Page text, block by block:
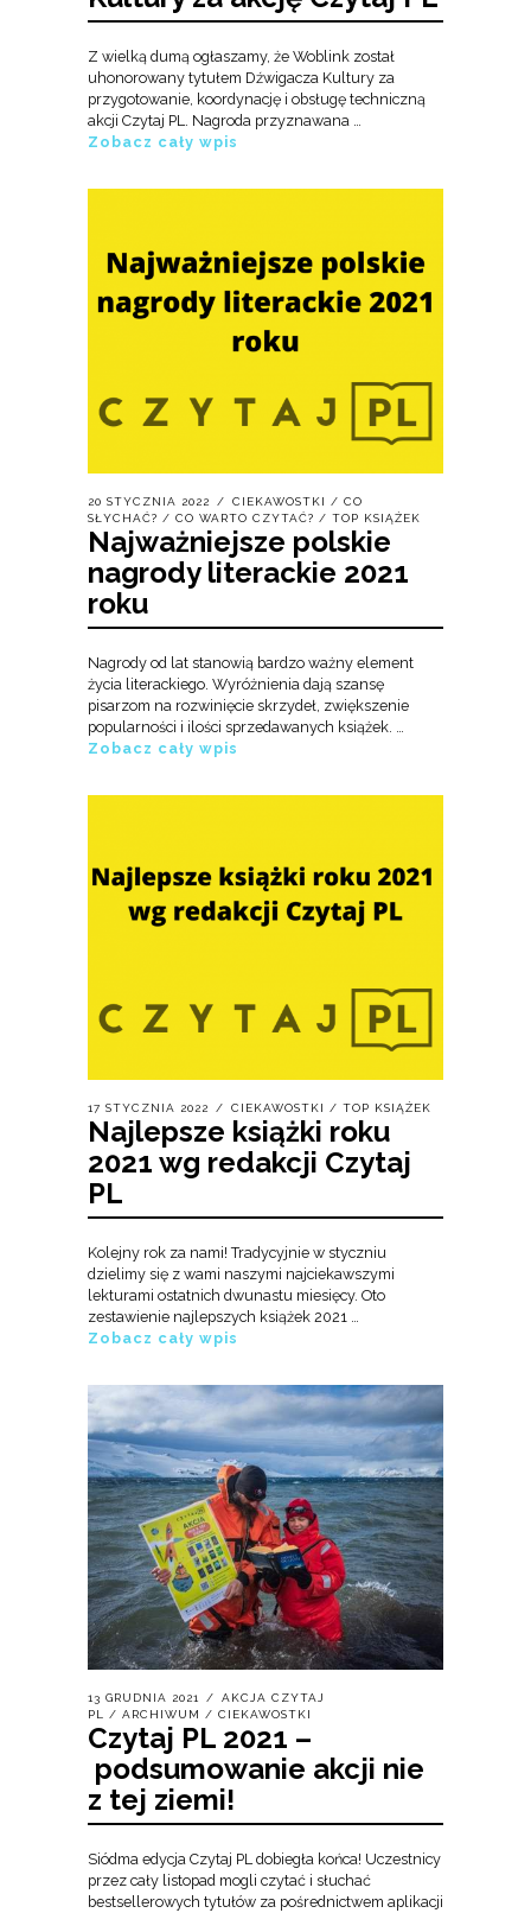
Z wielką dumą ogłaszamy, że Woblink został
uhonorowany tytułem Dźwigacza Kultury za
przygotowanie, koordynację i obsługę techniczną
akcji Czytaj PL. Nagroda przyznawana …
Zobacz cały wpis
20 STYCZNIA 2022 CIEKAWOSTKI / CO
SŁYCHAĆ? / CO WARTO CZYTAĆ? / TOP KSIĄŻEK
Najważniejsze polskie
nagrody literackie 2021
roku
Nagrody od lat stanowią bardzo ważny element
życia literackiego. Wyróżnienia dają szansę
pisarzom na rozwinięcie skrzydeł, zwiększenie
popularności i ilości sprzedawanych książek. …
Zobacz cały wpis
17 STYCZNIA 2022 CIEKAWOSTKI / TOP KSIĄŻEK
Najlepsze książki roku
2021 wg redakcji Czytaj
PL
Kolejny rok za nami! Tradycyjnie w styczniu
dzielimy się z wami naszymi najciekawszymi
lekturami ostatnich dwunastu miesięcy. Oto
zestawienie najlepszych książek 2021 …
Zobacz cały wpis
13 GRUDNIA 2021
AKCJA CZYTAJ
PL
/ ARCHIWUM / CIEKAWOSTKI
Czytaj PL 2021 –
podsumowanie akcji nie
z tej ziemi!
Siódma edycja Czytaj PL dobiegła końca! Uczestnicy
przez cały listopad mogli czytać i słuchać
bestsellerowych tytułów za pośrednictwem aplikacji